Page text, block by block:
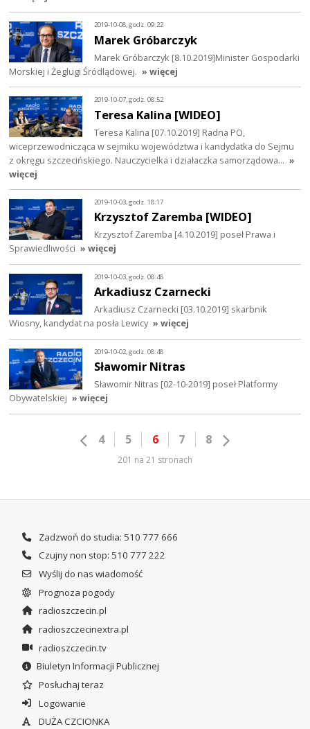
2019-10-08, godz. 09:22
Marek Gróbarczyk
Marek Gróbarczyk [8.10.2019]Minister Gospodarki
Morskiej i Żeglugi Śródlądowej. » więcej
2019-10-07, godz. 08:52
Teresa Kalina [WIDEO]
Teresa Kalina [07.10.2019] Radna PO,
wiceprzewodnicząca w sejmiku województwa i kandydatka do Sejmu
z okręgu szczecińskiego. Nauczycielka i działaczka samorządowa… »
więcej
2019-10-03, godz. 18:17
Krzysztof Zaremba [WIDEO]
Krzysztof Zaremba [4.10.2019] poseł Prawa i
Sprawiedliwości » więcej
2019-10-03, godz. 08:48
Arkadiusz Czarnecki
Arkadiusz Czarnecki [03.10.2019] skarbnik
Wiosny, kandydat na posła Lewicy » więcej
2019-10-02, godz. 08:48
Sławomir Nitras
Sławomir Nitras [02-10-2019] poseł Platformy
Obywatelskiej » więcej
4 5 6 7 8
201 na 21 stronach
Zadzwoń do studia: 510 777 666
Czujny non stop: 510 777 222
Wyślij do nas wiadomość
Prognoza pogody
radioszczecin.pl
radioszczecinextra.pl
radioszczecin.tv
Biuletyn Informacji Publicznej
Posłuchaj teraz
Logowanie
DUŻA CZCIONKA